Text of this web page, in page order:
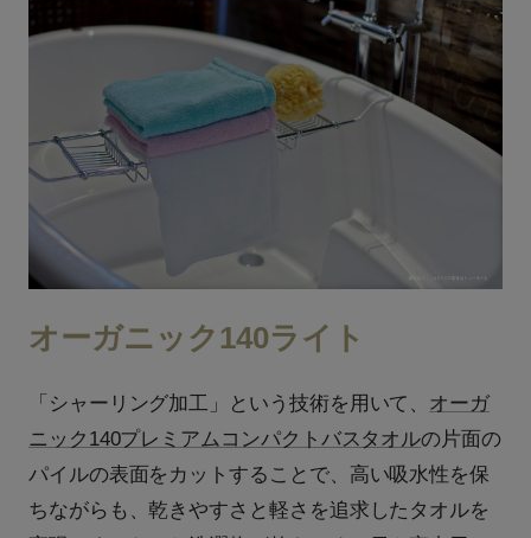
オーガニック140ライト
「シャーリング加工」という技術を用いて、 オーガ
ニック140プレミアムコンパクトバスタオルの片面の
パイルの表面をカットすることで、高い吸水性を保
ちながらも、乾きやすさと軽さを追求したタオルを